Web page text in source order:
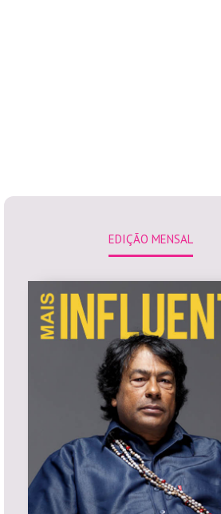
EDIÇÃO MENSAL